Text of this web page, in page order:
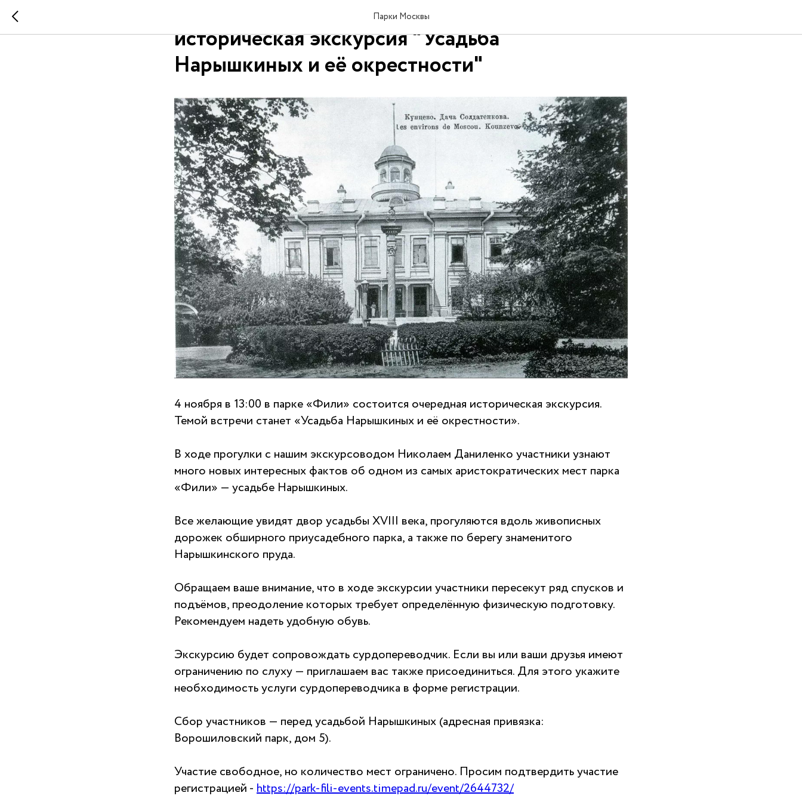
Парки Москвы
4 ноября в парке "Фили" состоится
историческая экскурсия "Усадьба
Нарышкиных и её окрестности"
4 ноября в 13:00 в парке «Фили» состоится очередная историческая экскурсия.
Темой встречи станет «Усадьба Нарышкиных и её окрестности».
В ходе прогулки с нашим экскурсоводом Николаем Даниленко участники узнают
много новых интересных фактов об одном из самых аристократических мест парка
«Фили» — усадьбе Нарышкиных.
Все желающие увидят двор усадьбы XVIII века, прогуляются вдоль живописных
дорожек обширного приусадебного парка, а также по берегу знаменитого
Нарышкинского пруда.
Обращаем ваше внимание, что в ходе экскурсии участники пересекут ряд спусков и
подъёмов, преодоление которых требует определённую физическую подготовку.
Рекомендуем надеть удобную обувь.
Экскурсию будет сопровождать сурдопереводчик. Если вы или ваши друзья имеют
ограничению по слуху — приглашаем вас также присоединиться. Для этого укажите
необходимость услуги сурдопереводчика в форме регистрации.
Сбор участников — перед усадьбой Нарышкиных (адресная привязка:
Ворошиловский парк, дом 5).
Участие свободное, но количество мест ограничено. Просим подтвердить участие
регистрацией - https://park-fili-events.timepad.ru/event/2644732/